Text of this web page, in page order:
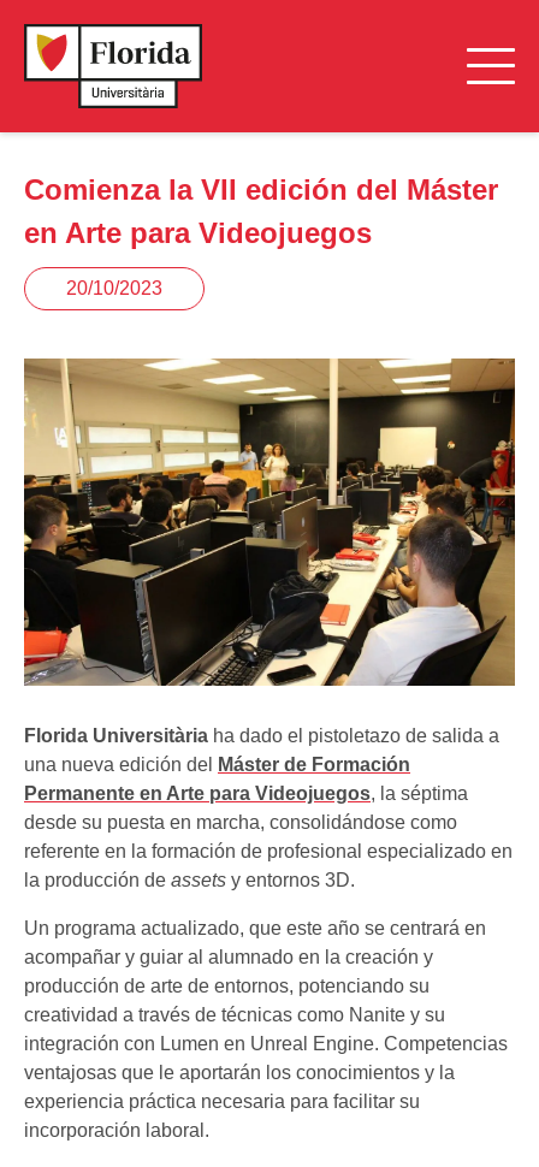
Comienza la VII edición del Máster
en Arte para Videojuegos
20/10/2023
Florida Universitària ha dado el pistoletazo de salida a
una nueva edición del
Máster de Formación
Permanente en Arte para Videojuegos, la séptima
desde su puesta en marcha, consolidándose como
referente en la formación de profesional especializado en
la producción de assets y entornos 3D.
Un programa actualizado, que este año se centrará en
acompañar y guiar al alumnado en la creación y
producción de arte de entornos, potenciando su
creatividad a través de técnicas como Nanite y su
integración con Lumen en Unreal Engine. Competencias
ventajosas que le aportarán los conocimientos y la
experiencia práctica necesaria para facilitar su
incorporación laboral.